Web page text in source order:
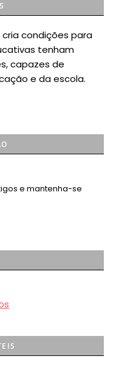
cria condições para
tenham
capazes de
e da escola.
e mantenha-se